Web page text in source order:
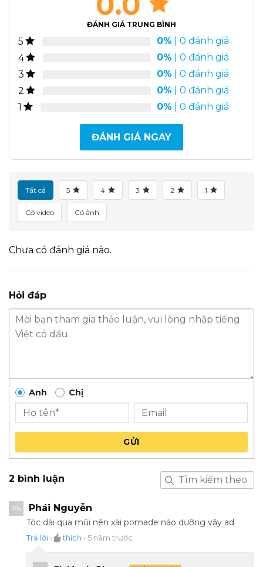
ĐÁNH GIÁ TRUNG BÌNH
5 0% | 0 đánh giá
4
0% | 0 đánh giá
3
0% | 0 đánh giá
2
0% | 0 đánh giá
1
0% | 0 đánh giá
ĐÁNH GIÁ NGAY
Tất cả 5 4 3 2 1
Có video Có ảnh
Chưa có đánh giá nào.
Hỏi đáp
Anh Chị
GỬI
2 bình luận
PN Phái Nguyễn
Tóc dài qua mũi nên xài pomade nào dưỡng vậy ad
Trả lời • thích • 5 năm trước